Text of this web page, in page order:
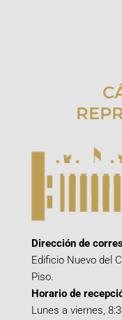
Dirección de
Edificio Nuevo del
Piso.
Horario de
Lunes a viernes,